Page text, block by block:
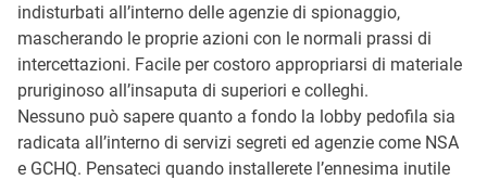
indisturbati all’interno delle agenzie di spionaggio,
mascherando le proprie azioni con le normali prassi di
intercettazioni. Facile per costoro appropriarsi di materiale
pruriginoso all’insaputa di superiori e colleghi.
Nessuno può sapere quanto a fondo la lobby pedofila sia
radicata all’interno di servizi segreti ed agenzie come NSA
e GCHQ. Pensateci quando installerete l’ennesima inutile